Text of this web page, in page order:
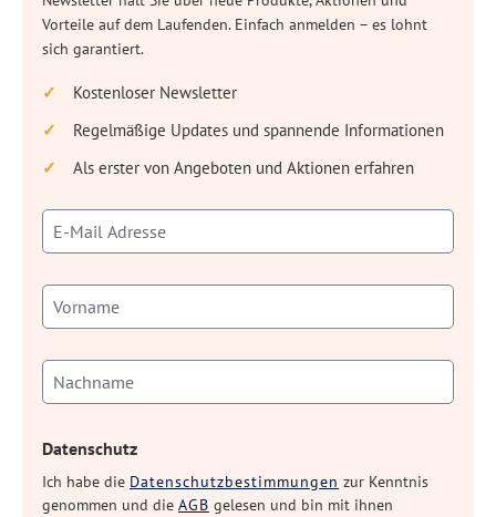
Vorteile auf dem Laufenden. Einfach anmelden – es lohnt
sich garantiert.
Kostenloser Newsletter
Regelmäßige Updates und spannende Informationen
Als erster von Angeboten und Aktionen erfahren
Datenschutz
Ich habe die Datenschutzbestimmungen zur Kenntnis
genommen und die AGB gelesen und bin mit ihnen